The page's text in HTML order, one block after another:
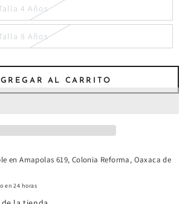
4 Años
8 Años
AL CARRITO
enAmapolas 619, Colonia Reforma, Oaxaca de
en 24 horas